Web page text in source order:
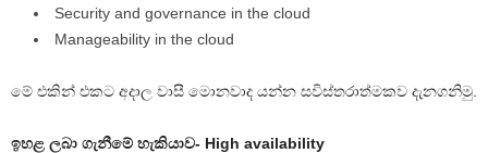
Security and governance in the cloud
Manageability in the cloud
මේ එකින් එකට අදාල වාසී මොනවාද යන්න සවිස්තරාත්මකව දැනගනිමු.
ඉහළ ලබා ගැනීමේ හැකියාව- High availability